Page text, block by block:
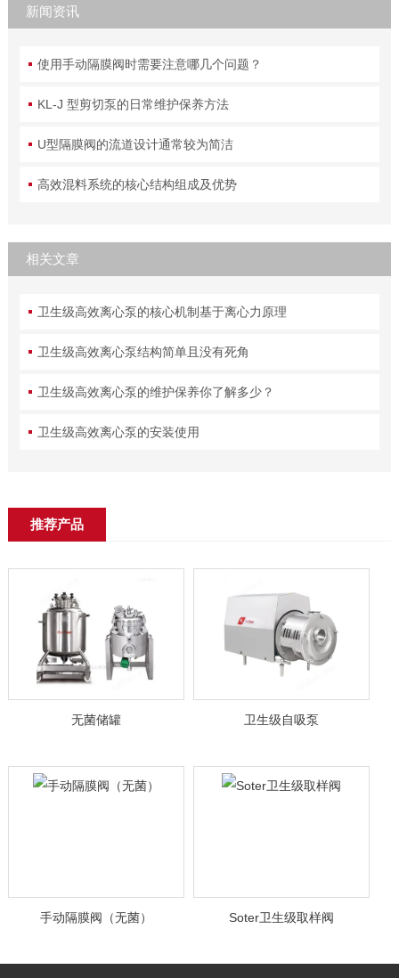
新闻资讯
使用手动隔膜阀时需要注意哪几个问题？
KL-J 型剪切泵的日常维护保养方法
U型隔膜阀的流道设计通常较为简洁
高效混料系统的核心结构组成及优势
相关文章
卫生级高效离心泵的核心机制基于离心力原理
卫生级高效离心泵结构简单且没有死角
卫生级高效离心泵的维护保养你了解多少？
卫生级高效离心泵的安装使用
推荐产品
无菌储罐 卫生级自吸泵
手动隔膜阀（无菌） Soter卫生级取样阀